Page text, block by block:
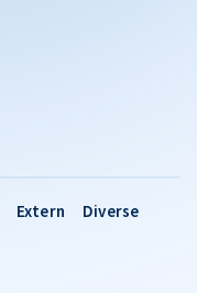
Extern Diverse